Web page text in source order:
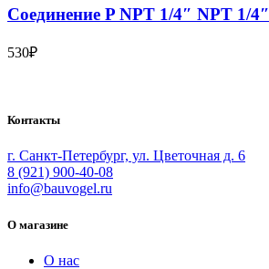
Соединение P NPT 1/4″ NPT 1/4″
530₽
Контакты
г. Санкт-Петербург, ул. Цветочная д. 6
8 (921) 900-40-08
info@bauvogel.ru
О магазине
О нас